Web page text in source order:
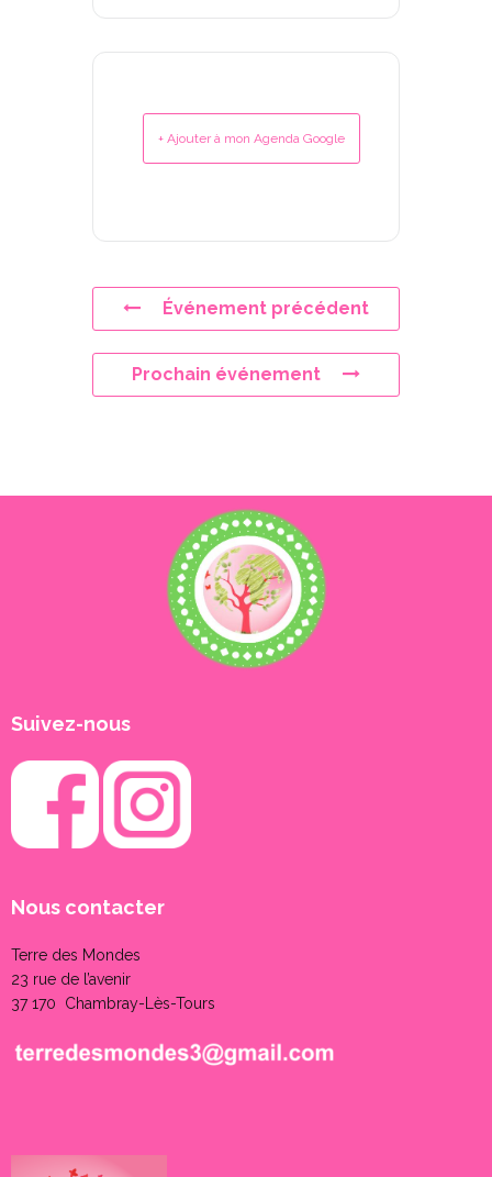
+ Ajouter à mon Agenda Google
Événement précédent
Prochain événement
Suivez-nous
Nous contacter
Terre des Mondes
23 rue de l’avenir
37 170 Chambray-Lès-Tours